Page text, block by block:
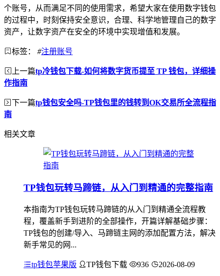
个账号，从而满足不同的使用需求，希望大家在使用数字钱包
的过程中，时刻保持安全意识，合理、科学地管理自己的数字
资产，让数字资产在安全的环境中实现增值和发展。
标签： #注册账号
上一篇tp冷钱包下载-如何将数字货币提至 TP 钱包，详细操
作指南
下一篇tp钱包安全吗-TP钱包里的钱转到OK交易所全流程指
南
相关文章
TP钱包玩转马蹄链，从入门到精通的完整指南
本指南为TP钱包玩转马蹄链的从入门到精通全流程教
程，覆盖新手到进阶的全部操作，开篇详解基础步骤：
TP钱包的创建/导入、马蹄链主网的添加配置方法，解决
新手常见的网...
tp钱包苹果版 TP钱包下载 936 2026-08-09